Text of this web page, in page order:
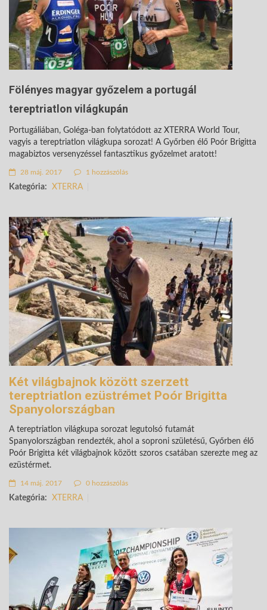
Fölényes magyar győzelem a portugál
tereptriatlon világkupán
Portugáliában, Goléga-ban folytatódott az XTERRA World Tour,
vagyis a tereptriatlon világkupa sorozat! A Győrben élő Poór Brigitta
magabiztos versenyzéssel fantasztikus győzelmet aratott!
28 máj. 2017 1 hozzászólás
Kategória: XTERRA
Két világbajnok között szerzett
tereptriatlon ezüstrémet Poór Brigitta
Spanyolországban
A tereptriatlon világkupa sorozat legutolsó futamát
Spanyolországban rendezték, ahol a soproni születésű, Győrben élő
Poór Brigitta két világbajnok között szoros csatában szerezte meg az
ezüstérmet.
14 máj. 2017 0 hozzászólás
Kategória: XTERRA